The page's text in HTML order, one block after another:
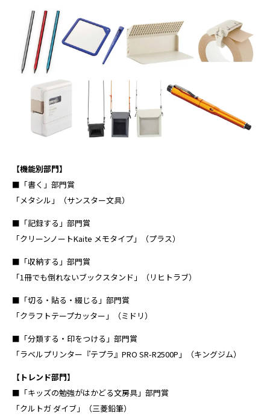
【機能別部門】
■「書く」部門賞
「メタシル」（サンスター文具）
■「記録する」部門賞
「クリーンノートKaite メモタイプ」（プラス）
■「収納する」部門賞
「1冊でも倒れないブックスタンド」（リヒトラブ）
■「切る・貼る・綴じる」部門賞
「クラフトテープカッター」（ミドリ）
■「分類する・印をつける」部門賞
「ラベルプリンター『テプラ』PRO SR-R2500P」（キングジム）
【トレンド部門】
■「キッズの勉強がはかどる文房具」部門賞
「クルトガ ダイブ」（三菱鉛筆）